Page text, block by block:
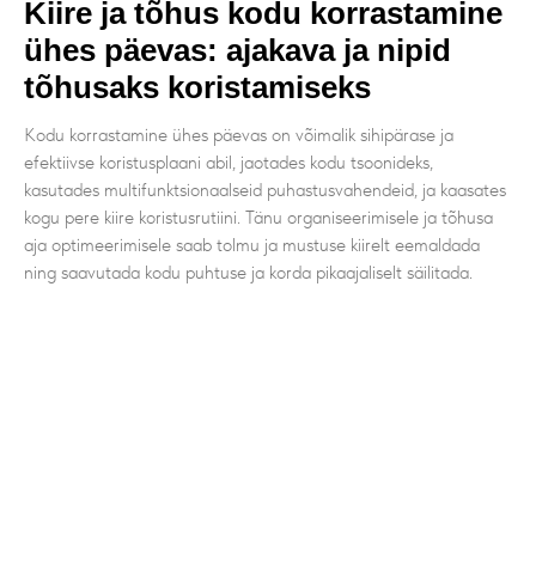
Kiire ja tõhus kodu korrastamine
ühes päevas: ajakava ja nipid
tõhusaks koristamiseks
Kodu korrastamine ühes päevas on võimalik sihipärase ja
efektiivse koristusplaani abil, jaotades kodu tsoonideks,
kasutades multifunktsionaalseid puhastusvahendeid, ja kaasates
kogu pere kiire koristusrutiini. Tänu organiseerimisele ja tõhusa
aja optimeerimisele saab tolmu ja mustuse kiirelt eemaldada
ning saavutada kodu puhtuse ja korda pikaajaliselt säilitada.